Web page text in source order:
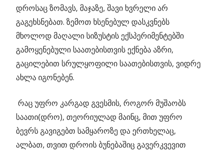
დროსაც ზომავს, მაჯაზე, შავი ხვრელი არ
გაგეხსნებათ. ზემოთ ხსენებულ დასკვნებს
მხოლოდ მაღალი სიზუსტის ექსპერიმენტებში
გამოყენებული საათებისთვის ექნება აზრი,
გაცილებით სრულყოფილი საათებისთვის, ვიდრე
ახლა იგონებენ.
რაც უფრო კარგად გვესმის, როგორ მუშაობს
საათი(დრო), თეორიულად მაინც, მით უფრო
ბევრს გავიგებთ სამყაროზე და ერთხელაც,
ალბათ, თვით დროის ბუნებაშიც გავერკვევით